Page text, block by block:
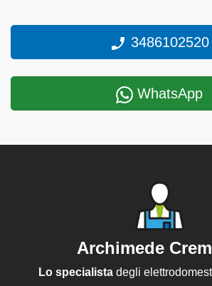
3486102520
WhatsApp
Archimede
Lo specialistadegli